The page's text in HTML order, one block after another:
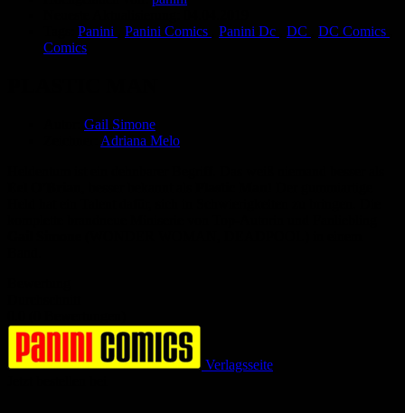
Panini Panini Comics Panini Dc DC DC Comics
Comics
Gail Simone
Adriana Melo
Verlagsseite